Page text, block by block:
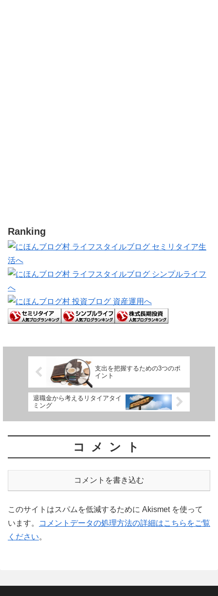
Ranking
支出を把握するための3つのポ
イント
退職金から考えるリタイアタイ
ミング
コメント
コメントを書き込む
このサイトはスパムを低減するために Akismet を使って
います。
コメントデータの処理方法の詳細はこちらをご覧
ください。